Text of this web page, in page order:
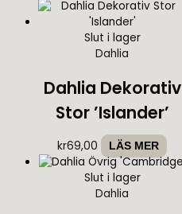
Slut i lager
Dahlia
Dahlia Dekorativ
Stor ’Islander’
kr69,00 LÄS MER
Slut i lager
Dahlia